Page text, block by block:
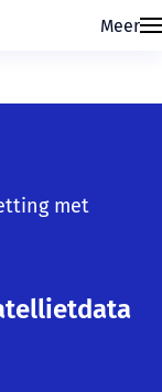
Meer
met